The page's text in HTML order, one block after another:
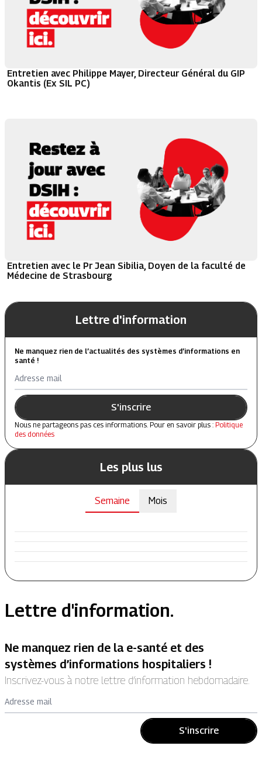
Entretien avec Philippe Mayer, Directeur Général du GIP
Okantis (Ex SIL PC)
Entretien avec le Pr Jean Sibilia, Doyen de la faculté de
Médecine de Strasbourg
Lettre d'information
Ne manquez rien de l’actualités des systèmes d’informations en
santé !
Adresse mail
S'inscrire
Nous ne partageons pas ces informations. Pour en savoir plus : Politique
des données
Les plus lus
Semaine Mois
Lettre d'information.
Ne manquez rien de la e-santé et des
systèmes d’informations hospitaliers !
Inscrivez-vous à notre lettre d’information hebdomadaire.
Adresse mail
S'inscrire